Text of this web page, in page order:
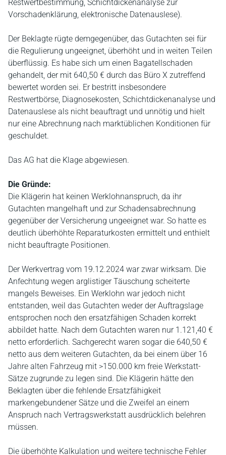
Restwertbestimmung, Schichtdickenanalyse zur
Vorschadenklärung, elektronische Datenauslese).
Der Beklagte rügte demgegenüber, das Gutachten sei für
die Regulierung ungeeignet, überhöht und in weiten Teilen
überflüssig. Es habe sich um einen Bagatellschaden
gehandelt, der mit 640,50 € durch das Büro X zutreffend
bewertet worden sei. Er bestritt insbesondere
Restwertbörse, Diagnosekosten, Schichtdickenanalyse und
Datenauslese als nicht beauftragt und unnötig und hielt
nur eine Abrechnung nach marktüblichen Konditionen für
geschuldet.
Das AG hat die Klage abgewiesen.
Die Gründe:
Die Klägerin hat keinen Werklohnanspruch, da ihr
Gutachten mangelhaft und zur Schadensabrechnung
gegenüber der Versicherung ungeeignet war. So hatte es
deutlich überhöhte Reparaturkosten ermittelt und enthielt
nicht beauftragte Positionen.
Der Werkvertrag vom 19.12.2024 war zwar wirksam. Die
Anfechtung wegen arglistiger Täuschung scheiterte
mangels Beweises. Ein Werklohn war jedoch nicht
entstanden, weil das Gutachten weder der Auftragslage
entsprochen noch den ersatzfähigen Schaden korrekt
abbildet hatte. Nach dem Gutachten waren nur 1.121,40 €
netto erforderlich. Sachgerecht waren sogar die 640,50 €
netto aus dem weiteren Gutachten, da bei einem über 16
Jahre alten Fahrzeug mit >150.000 km freie Werkstatt-
Sätze zugrunde zu legen sind. Die Klägerin hätte den
Beklagten über die fehlende Ersatzfähigkeit
markengebundener Sätze und die Zweifel an einem
Anspruch nach Vertragswerkstatt ausdrücklich belehren
müssen.
Die überhöhte Kalkulation und weitere technische Fehler